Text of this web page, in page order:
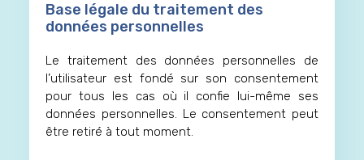
Base légale du traitement des
données personnelles
Le traitement des données personnelles de
l’utilisateur est fondé sur son consentement
pour tous les cas où il confie lui-même ses
données personnelles. Le consentement peut
être retiré à tout moment.